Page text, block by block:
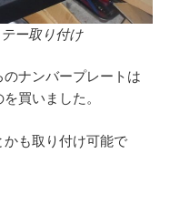
ー取り付け
ナンバープレートは
買いました。
も取り付け可能で